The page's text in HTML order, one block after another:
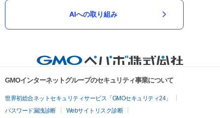
AIへの取り組み
GMOインターネットグループのセキュリティ事業について
世界初総合ネットセキュリティサービス「GMOセキュリティ24」
パスワード漏洩診断
Webサイトリスク診断